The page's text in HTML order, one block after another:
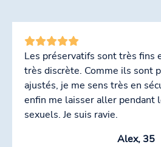
Les préservatifs sont très fins
très discrète. Comme ils sont
ajustés, je me sens très en
enfin me laisser aller pendant
sexuels. Je suis ravie.
Alex, 35